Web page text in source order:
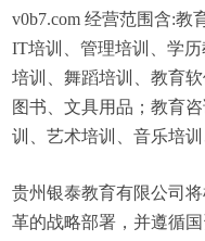
v0b7.com 经营范围含:教
IT培训、管理培训、学
培训、舞蹈培训、教育
图书、文具用品；教育
训、艺术培训、音乐培
贵州银泰教育有限公司
革的战略部署，并遵循